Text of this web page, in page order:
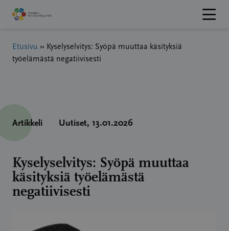
Hyppää
sisältöön
Etusivu » Kyselyselvitys: Syöpä muuttaa käsityksiä
työelämästä negatiivisesti
Artikkeli Uutiset, 13.01.2026
Kyselyselvitys: Syöpä muuttaa
käsityksiä työelämästä
negatiivisesti